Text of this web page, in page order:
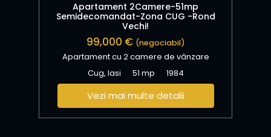
Apartament 2Camere-51mp
Semidecomandat-Zona CUG -Rond
Vechi!
99,000 € (negociabil)
Apartament cu 2 camere de vânzare
Cug, Iasi
51 mp 1984
Vezi mai multe detalii